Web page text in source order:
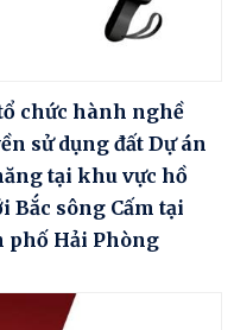
chức hành nghề
sử dụng đất Dự án
tại khu vực hồ
Bắc sông Cấm tại
phố Hải Phòng